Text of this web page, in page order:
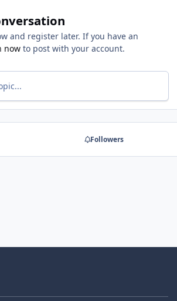
and register later. If you have an
now to post with your account.
Followers